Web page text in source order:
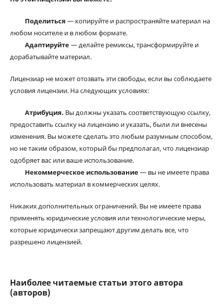
Поделиться — копируйте и распространяйте материал на
любом носителе и в любом формате.
Адаптируйте— делайте ремиксы, трансформируйте и
дорабатывайте материал.
Лицензиар не может отозвать эти свободы, если вы соблюдаете
условия лицензии. На следующих условиях:
Атрибуция. Вы должны указать соответствующую ссылку,
предоставить ссылку на лицензию и указать, были ли внесены
изменения. Вы можете сделать это любым разумным способом,
но не таким образом, который бы предполагал, что лицензиар
одобряет вас или ваше использование.
Некоммерческое использование— вы не имеете права
использовать материал в коммерческих целях.
Никаких дополнительных ограничений. Вы не имеете права
применять юридические условия или технологические меры,
которые юридически запрещают другим делать все, что
разрешено лицензией.
Наиболее читаемые статьи этого автора
(авторов)